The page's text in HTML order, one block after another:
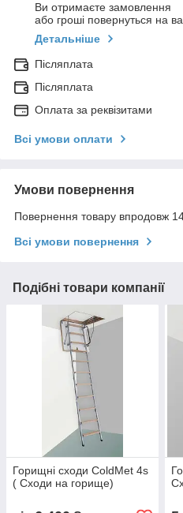
Ви отримаєте замовлення
або гроші повернуться на
Детальніше
Післяплата
Післяплата
Оплата за реквізитами
Всі умови оплати
Умови повернення
Повернення товару впродовж
Всі умови повернення
Подібні товари компанії
Горищні сходи ColdMet 4s
( Сходи на горище)